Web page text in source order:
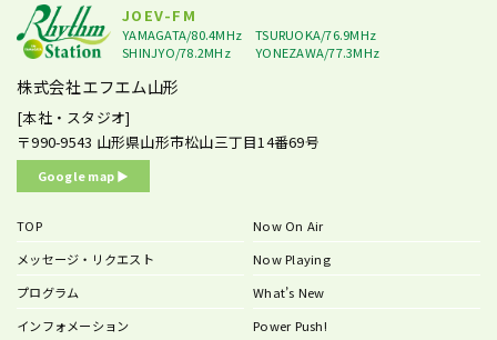
JOEV-FM
YAMAGATA/80.4MHz
TSURUOKA/76.9MHz
SHINJYO/78.2MHz
YONEZAWA/77.3MHz
株式会社エフエム山形
[本社・スタジオ]
〒990-9543 山形県山形市松山三丁目14番69号
Google map ▶︎
TOP
メッセージ・リクエスト
プログラム
インフォメーション
Now On Air
Now Playing
What’s New
Power Push!